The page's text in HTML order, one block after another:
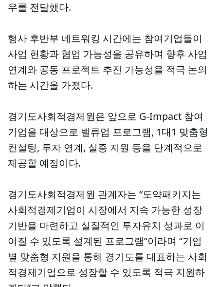
우를 전달했다.
행사 후반부 네트워킹 시간에는 참여기업들이
사업 현황과 협업 가능성을 공유하며 향후 사업
연계와 공동 프로젝트 추진 가능성을 적극 논의
하는 시간을 가졌다.
경기도사회적경제원은 앞으로 G-Impact 참여
기업을 대상으로 밸류업 프로그램, 1대1 맞춤형
컨설팅, 투자 연계, 실증 지원 등을 단계적으로
제공할 예정이다.
경기도사회적경제원 관계자는 “도약패키지는
사회적경제기업이 시장에서 지속 가능한 성장
기반을 마련하고 실질적인 투자유치 성과로 이
어질 수 있도록 설계된 프로그램”이라며 “기업
별 맞춤형 지원을 통해 경기도를 대표하는 사회
적경제기업으로 성장할 수 있도록 적극 지원하